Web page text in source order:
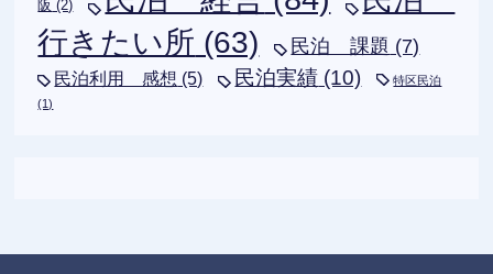
阪 (2)
行きたい所 (63) 民泊 課題 (7)
民泊利用 感想 (5) 民泊実績 (10)
特区民泊
(1)